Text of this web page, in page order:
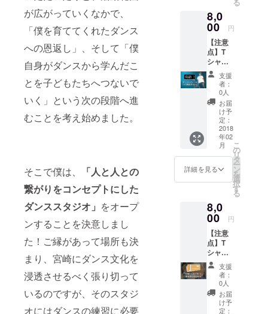
が広がっていくなかで、
「僕を育ててくれたダンス
への恩返し」、そして「僕
自身がダンスから学んだこ
とを子どもたちへつないで
いく」という次の段階へ進
むことを考え始めました。
そこで僕は、
「人と人との
繋がりをコンセプトにした
ダンススタジオ」 をオープ
ンすることを決意しまし
た！ご縁があって場所も決
まり、宮崎にダンス文化を
浸透させるべく張り切って
いるのですが、そのスタジ
オにはダンスの練習に必要
南九州若手
No.1ダン
サーとして
宮崎の若者
から絶大な
る支持を集
める。
宮崎日日新
聞にもその
活躍が取り
上げられさ
らなる飛躍
を目指して
いる。
スユニット
Middle Egg
のメンバー
としても各
イベントに
出演。
に希望
のサイ
ズとカ
ラーを
入力し
てくだ
さい。
8,0
00 円
【注意
点】T
シャツ
はサイ
ズ
（S,M,L
,XL）4
種類、
カラー
（黒 or
白）2種
類を用
意して
いま
す。支
援時の
に希望
のサイ
ズとカ
ラーを
入力し
てくだ
さい。
1ヶ月無
料チ
ケッ
ト：
オープ
支援
者：
0人
お届
け予
定：
2018
年02
月
詳細を見る
こ
の
リ
タ
ー
ン
を
選
択
す
る
8,0
00 円
【注意
点】T
シャツ
はサイ
ズ
（S,M,L
,XL）4
種類、
カラー
支援
者：
0人
お届
け予
定：